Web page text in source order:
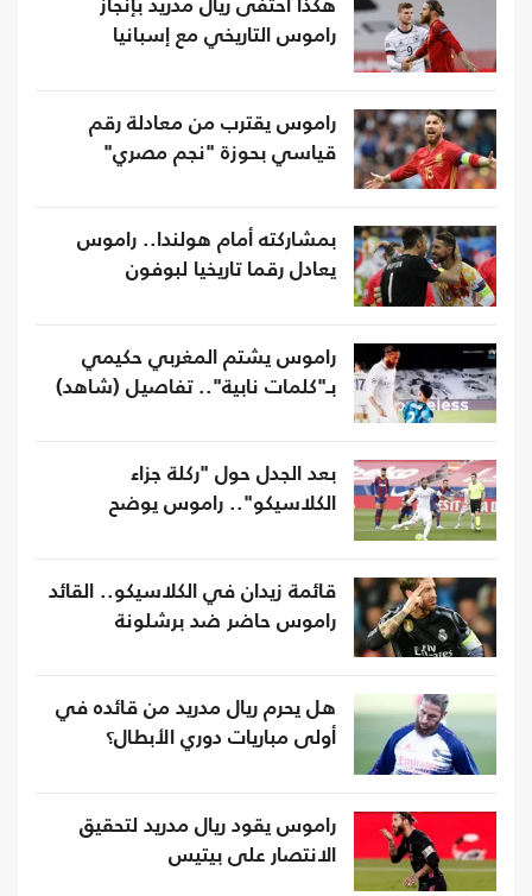
هكذا احتفى ريال مدريد بإنجاز
راموس التاريخي مع إسبانيا
راموس يقترب من معادلة رقم
قياسي بحوزة "نجم مصري"
بمشاركته أمام هولندا.. راموس
يعادل رقما تاريخيا لبوفون
راموس يشتم المغربي حكيمي
بـ"كلمات نابية".. تفاصيل (شاهد)
بعد الجدل حول "ركلة جزاء
الكلاسيكو".. راموس يوضح
قائمة زيدان في الكلاسيكو.. القائد
راموس حاضر ضد برشلونة
هل يحرم ريال مدريد من قائده في
أولى مباريات دوري الأبطال؟
راموس يقود ريال مدريد لتحقيق
الانتصار على بيتيس